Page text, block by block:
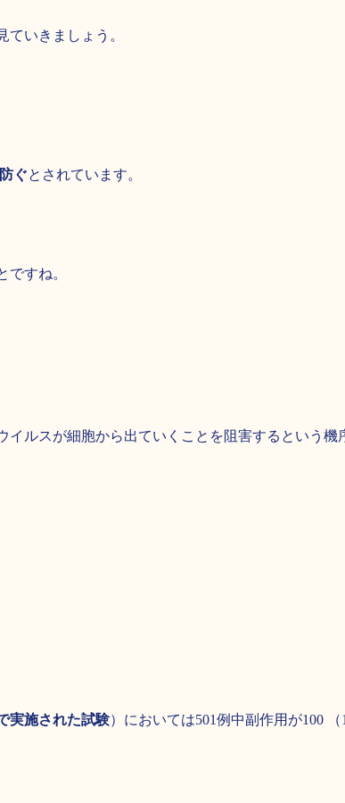
いきましょう。
ぐとされています。
すね。
ルスが細胞から出ていくことを阻害するという機
実施された試験）においては501例中副作用が100